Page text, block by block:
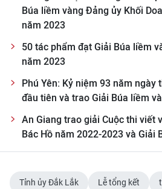
Búa liềm vàng Đảng ủy Khối
năm 2023
50 tác phẩm đạt Giải Búa liềm
năm 2023
Phú Yên: Kỷ niệm 93 năm ngày
đầu tiên và trao Giải Búa liềm
An Giang trao giải Cuộc thi viết
Bác Hồ năm 2022-2023 và Giải
Tỉnh ủy Đắk Lắk Lễ tổng kết